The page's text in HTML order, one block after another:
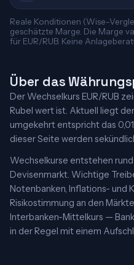
Reale Konditionen (Wise-
geschätzte Marge. Die Marge
für EUR/RUB. Keine
Über das
Der Wechselkurs EUR/RUB
Rubel wert ist. Aktuell liegt
umgekehrt entspricht das
dieser Seite werden
Wechselkurse entstehen
Devisenmarkt. Wichtige
Notenbanken, Inflations- und
Risikostimmung an den
Interbanken-Mittelkurs —
in der Regel mit einem